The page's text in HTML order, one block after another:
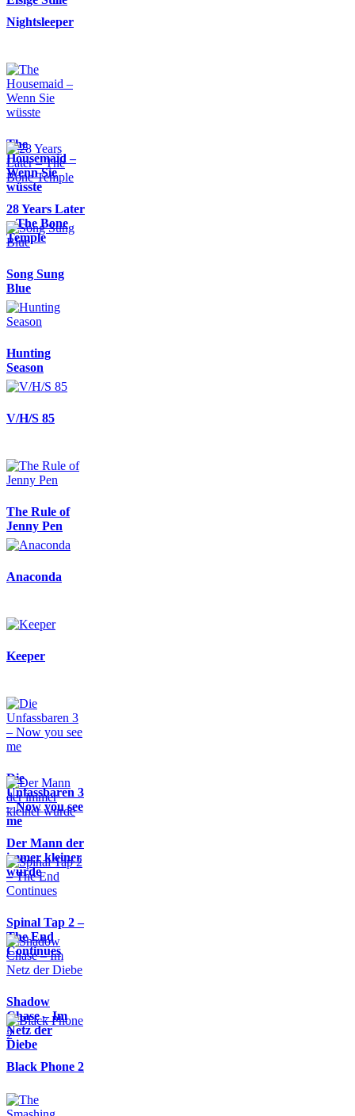
Nightsleeper
The
Housemaid –
Wenn Sie
wüsste
28 Years Later
– The Bone
Temple
Song Sung
Blue
Hunting
Season
V/H/S 85
The Rule of
Jenny Pen
Anaconda
Keeper
Die
Unfassbaren 3
– Now you see
me
Der Mann der
immer kleiner
wurde
Spinal Tap 2 –
The End
Continues
Shadow
Chase – Im
Netz der
Diebe
Black Phone 2